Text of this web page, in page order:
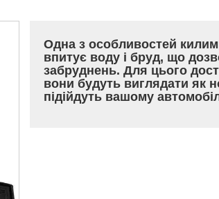
Одна з особливостей
впитує воду і бруд, що
забруднень. Для цього
вони будуть виглядати як
підійдуть вашому